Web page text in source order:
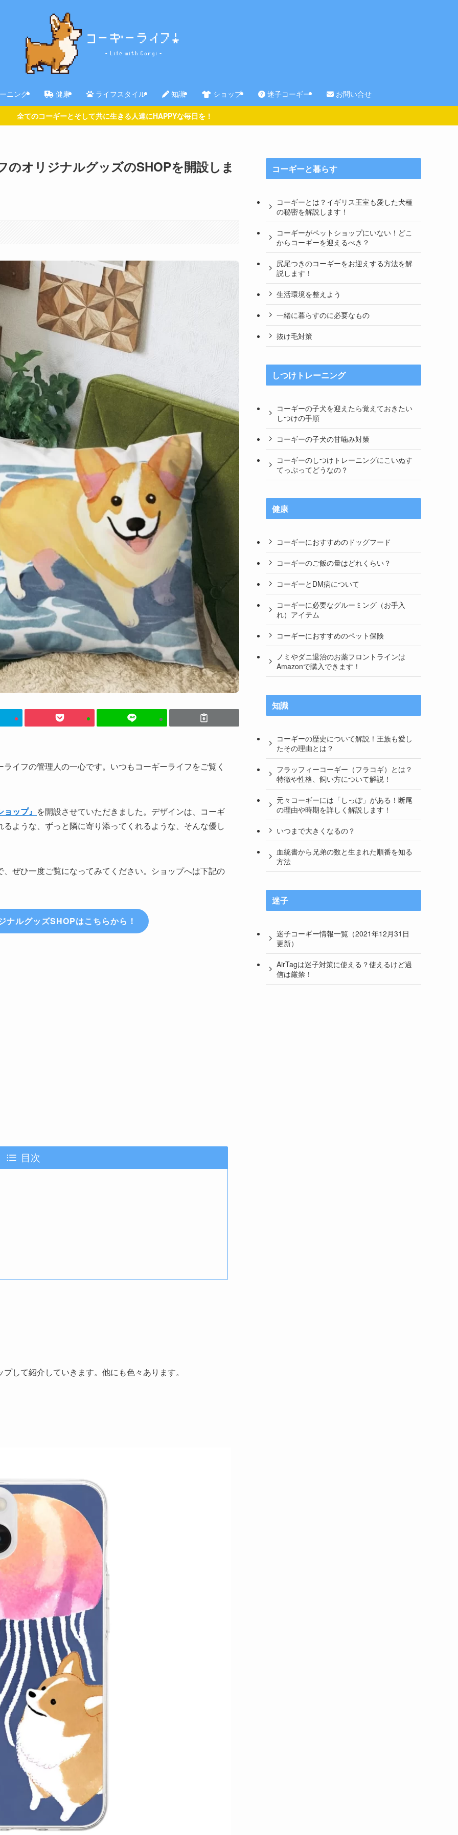
ニング 健康 ライフスタイル 知識 ショップ 迷子コーギー お問い合せ
全てのコーギーとそして共に生きる人達にHAPPYな毎日を！
のオリジナルグッズのSHOPを開設しま
イフの管理人の一心です。いつもコーギーライフをご覧く
ップ』 を開設させていただきました。デザインは、コーギ
ような、ずっと隣に寄り添ってくれるような、そんな優し
ぜひ一度ご覧になってみてください。ショップへは下記の
ナルグッズSHOPはこちらから！
目次
して紹介していきます。他にも色々あります。
コーギーと暮らす
コーギーとは？イギリス王室も愛した犬種
の秘密を解説します！
コーギーがペットショップにいない！どこ
からコーギーを迎えるべき？
尻尾つきのコーギーをお迎えする方法を解
説します！
生活環境を整えよう
一緒に暮らすのに必要なもの
抜け毛対策
しつけトレーニング
コーギーの子犬を迎えたら覚えておきたい
しつけの手順
コーギーの子犬の甘噛み対策
コーギーのしつけトレーニングにこいぬす
てっぷってどうなの？
健康
コーギーにおすすめのドッグフード
コーギーのご飯の量はどれくらい？
コーギーとDM病について
コーギーに必要なグルーミング（お手入
れ）アイテム
コーギーにおすすめのペット保険
ノミやダニ退治のお薬フロントラインは
Amazonで購入できます！
知識
コーギーの歴史について解説！王族も愛し
たその理由とは？
フラッフィーコーギー（フラコギ）とは？
特徴や性格、飼い方について解説！
元々コーギーには「しっぽ」がある！断尾
の理由や時期を詳しく解説します！
いつまで大きくなるの？
血統書から兄弟の数と生まれた順番を知る
方法
迷子
迷子コーギー情報一覧（2021年12月31日
更新）
AirTagは迷子対策に使える？使えるけど過
信は厳禁！